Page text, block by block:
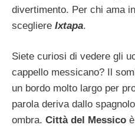
divertimento. Per chi ama
scegliere Ixtapa.
Siete curiosi di vedere gli
cappello messicano? Il
un bordo molto largo per
parola deriva dallo
ombra. Città del Messico